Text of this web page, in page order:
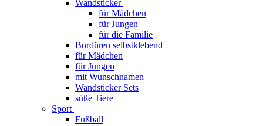
Wandsticker
für Mädchen
für Jungen
für die Familie
Bordüren selbstklebend
für Mädchen
für Jungen
mit Wunschnamen
Wandsticker Sets
süße Tiere
Sport
Fußball